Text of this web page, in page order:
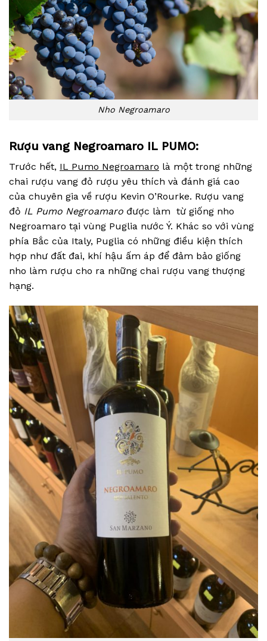
Nho Negroamaro
Rượu vang Negroamaro IL PUMO:
Trước hết, IL Pumo Negroamaro là một trong những
chai rượu vang đỏ rượu yêu thích và đánh giá cao
của chuyên gia về rượu Kevin O’Rourke. Rượu vang
đỏ IL Pumo Negroamaro được làm từ giống nho
Negroamaro tại vùng Puglia nước Ý. Khác so với vùng
phía Bắc của Italy, Puglia có những điều kiện thích
hợp như đất đai, khí hậu ấm áp để đảm bảo giống
nho làm rượu cho ra những chai rượu vang thượng
hạng.